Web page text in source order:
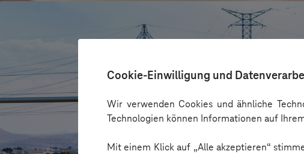
Cookie-Einwilligung und
Wir verwenden Cookies und ähnliche
Technologien können Informationen auf
Mit einem Klick auf „Alle akzeptieren“